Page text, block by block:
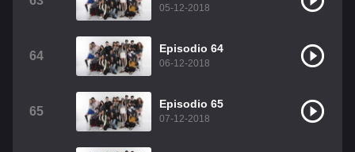
05-12-2018
64
Episodio 64
06-12-2018
65
Episodio 65
07-12-2018